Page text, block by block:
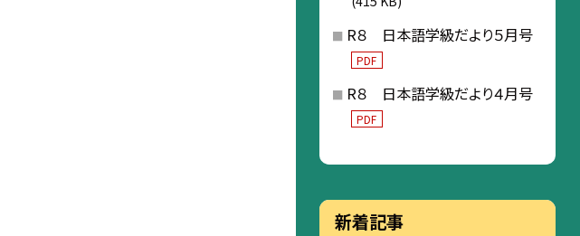
R８ 日本語学級だより５月号
PDF
R８ 日本語学級だより４月号
PDF
新着記事